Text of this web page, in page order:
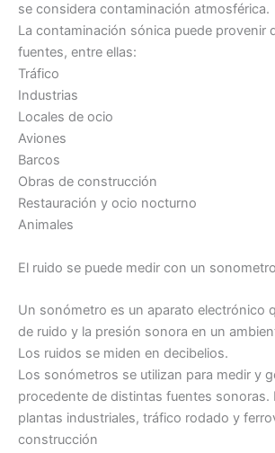
se considera contaminación atmosférica.
La contaminación sónica puede provenir
fuentes, entre ellas:
Tráfico
Industrias
Locales de ocio
Aviones
Barcos
Obras de construcción
Restauración y ocio nocturno
Animales
El ruido se puede medir con un sonometro
Un sonómetro es un aparato electrónico
de ruido y la presión sonora en un
Los ruidos se miden en decibelios.
Los sonómetros se utilizan para medir y
procedente de distintas fuentes sonoras.
plantas industriales, tráfico rodado y
construcción